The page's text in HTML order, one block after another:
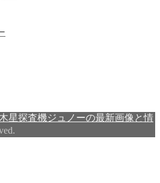
星探査機ジュノーの最新画像と情